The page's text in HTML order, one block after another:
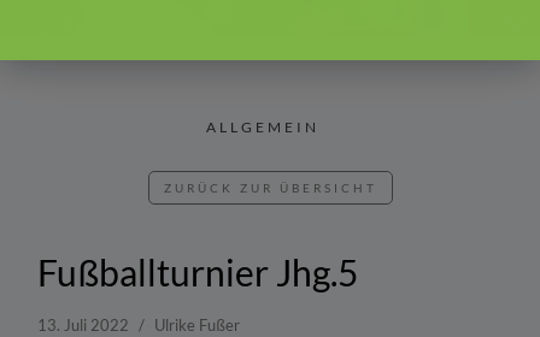
ALLGEMEIN
ZURÜCK ZUR ÜBERSICHT
Fußballturnier Jhg.5
13. Juli 2022 Ulrike Fußer